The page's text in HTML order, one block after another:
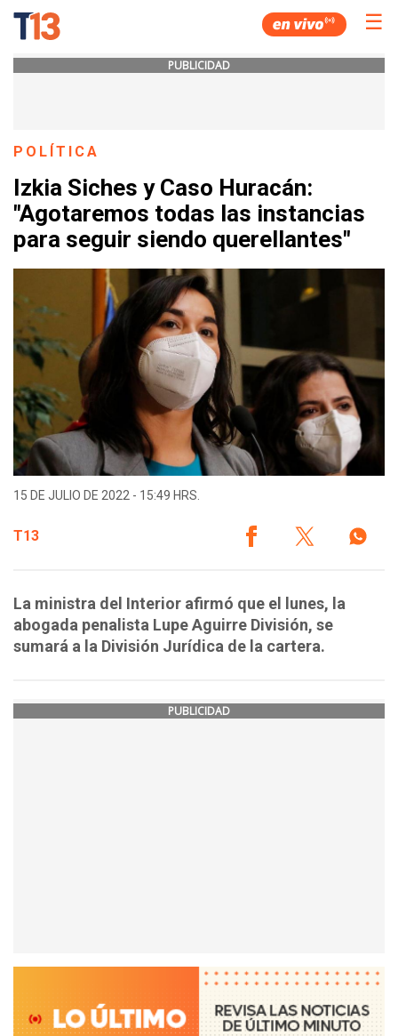
☰
PUBLICIDAD
POLÍTICA
Izkia Siches y Caso Huracán:
"Agotaremos todas las instancias
para seguir siendo querellantes"
15 DE JULIO DE 2022 - 15:49 HRS.
T13
La ministra del Interior afirmó que el lunes, la
abogada penalista Lupe Aguirre División, se
sumará a la División Jurídica de la cartera.
PUBLICIDAD